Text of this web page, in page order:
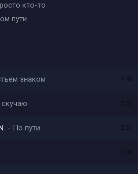
кто-то
пути
знаком 2:45
скучаю
По пути 2:31